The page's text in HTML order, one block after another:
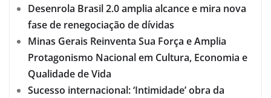
Desenrola Brasil 2.0 amplia alcance e mira nova
fase de renegociação de dívidas
Minas Gerais Reinventa Sua Força e Amplia
Protagonismo Nacional em Cultura, Economia e
Qualidade de Vida
Sucesso internacional: ‘Intimidade’ obra da